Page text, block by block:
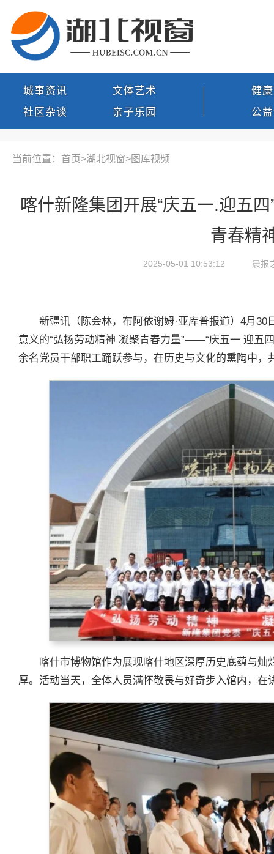
城事资讯
社区杂谈
文体艺术
亲子乐园
健
公
当前位置：首页>湖北视窗>图库视频
喀什新隆集团开展“庆五一.迎五
青春精
2025-05-01 10:53:12 晨报
新疆讯（陈会林，布阿依谢姆·亚库普报道）4月
意义的“弘扬劳动精神 凝聚青春力量”——“庆五一 迎五
余名党员干部职工踊跃参与，在历史与文化的熏陶中，
喀什市博物馆作为展现喀什地区深厚历史底蕴与
厚。活动当天，全体人员满怀敬畏与好奇步入馆内，在